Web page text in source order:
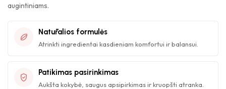
augintiniams.
Natūralios formulės
Atrinkti ingredientai kasdieniam komfortui ir balansui.
Patikimas pasirinkimas
Aukšta kokybė, saugus apsipirkimas ir kruopšti atranka.